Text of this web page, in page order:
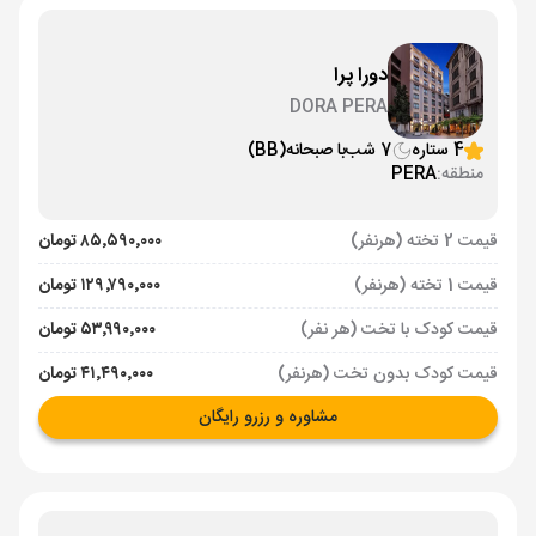
دورا پرا
DORA PERA
4 ستاره
7 شب با صبحانه(BB)
منطقه:PERA
قیمت 2 تخته (هرنفر)
۸۵٬۵۹۰٬۰۰۰ تومان
قیمت 1 تخته (هرنفر)
۱۲۹٬۷۹۰٬۰۰۰ تومان
قیمت کودک با تخت (هر نفر)
۵۳٬۹۹۰٬۰۰۰ تومان
قیمت کودک بدون تخت (هرنفر)
۴۱٬۴۹۰٬۰۰۰ تومان
مشاوره و رزرو رایگان